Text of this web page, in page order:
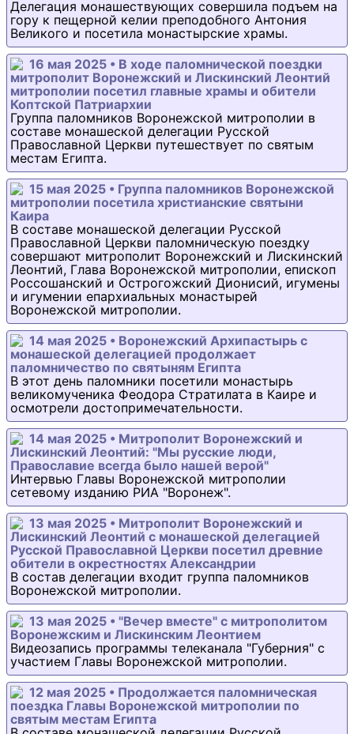
Делегация монашествующих совершила подъем на
гору к пещерной келии преподобного Антония
Великого и посетила монастырские храмы.
16 мая 2025 • В ходе паломнической поездки
митрополит Воронежский и Лискинский Леонтий
митрополии посетил главные храмы и обители
Коптской Патриархии
Группа паломников Воронежской митрополии в
составе монашеской делегации Русской
Православной Церкви путешествует по святым
местам Египта.
15 мая 2025 • Группа паломников Воронежской
митрополии посетила христианские святыни
Каира
В составе монашеской делегации Русской
Православной Церкви паломническую поездку
совершают митрополит Воронежский и Лискинский
Леонтий, Глава Воронежской митрополии, епископ
Россошанский и Острогожский Дионисий, игумены
и игумении епархиальных монастырей
Воронежской митрополии.
14 мая 2025 • Воронежский Архипастырь с
монашеской делегацией продолжает
паломничество по святыням Египта
В этот день паломники посетили монастырь
великомученика Феодора Стратилата в Каире и
осмотрели достопримечательности.
14 мая 2025 • Митрополит Воронежский и
Лискинский Леонтий: "Мы русские люди,
Православие всегда было нашей верой"
Интервью Главы Воронежской митрополии
сетевому изданию РИА "Воронеж".
13 мая 2025 • Митрополит Воронежский и
Лискинский Леонтий с монашеской делегацией
Русской Православной Церкви посетил древние
обители в окрестностях Александрии
В состав делегации входит группа паломников
Воронежской митрополии.
13 мая 2025 • "Вечер вместе" с митрополитом
Воронежским и Лискинским Леонтием
Видеозапись программы телеканала "Губерния" с
участием Главы Воронежской митрополии.
12 мая 2025 • Продолжается паломническая
поездка Главы Воронежской митрополии по
святым местам Египта